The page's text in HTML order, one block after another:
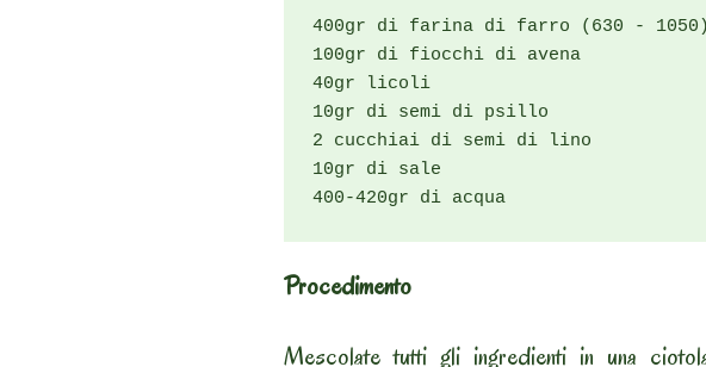
400gr di farina di farro (630 -
100gr di fiocchi di avena
40gr licoli
10gr di semi di psillo
2 cucchiai di semi di lino
10gr di sale
400-420gr di acqua
Procedimento
Mescolate tutti gli ingredienti in una